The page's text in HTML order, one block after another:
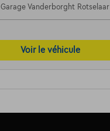
Garage Vanderborght Rotselaar
Voir le véhicule